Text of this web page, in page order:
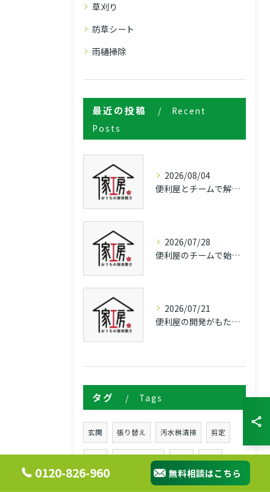
草刈り
防草シート
雨樋掃除
最近の投稿
Recent
Posts
2026/08/04
便利屋とチームで解決長野県上田市東筑摩郡朝日村の日常困りごと相談ガイド
2026/07/28
便利屋のチームで始める多彩な仕事と起業のリアルガイド
2026/07/21
便利屋の開発がもたらす長野県上田市埴科郡坂城町での暮らしの頼れる解決策
タグ Tags
玄関 張り替え 汚水桝清掃 剪定
ドアノブ交換 坂城 筑北
玄関建付け 襖 玄関戸車
0120-826-960 無料相談はこちら